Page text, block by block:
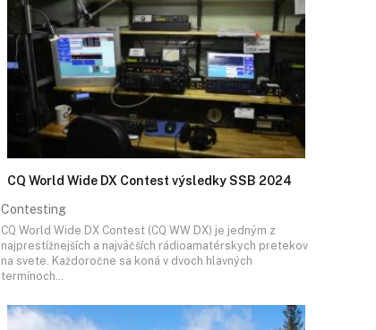
CQ World Wide DX Contest výsledky SSB 2024
Contesting
CQ World Wide DX Contest (CQ WW DX) je jedným z
najprestížnejších a najväčších rádioamatérskych pretekov
na svete. Každoročne sa koná v dvoch hlavných
termínoch…